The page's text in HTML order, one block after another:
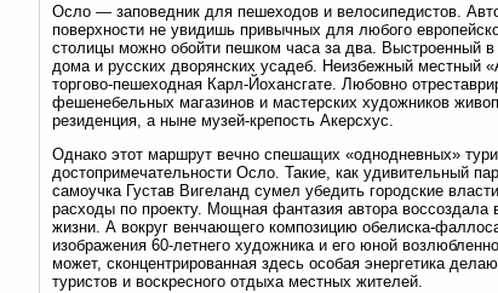
Осло — заповедник для пешеходов и велосипедистов.
поверхности не увидишь привычных для любого
столицы можно обойти пешком часа за два. Выстроенный
дома и русских дворянских усадеб. Неизбежный местный
торгово-пешеходная Карл-Йохансгате. Любовно
фешенебельных магазинов и мастерских художников
резиденция, а ныне музей-крепость Акерсхус.
Однако этот маршрут вечно спешащих «однодневных»
достопримечательности Осло. Такие, как удивительный
самоучка Густав Вигеланд сумел убедить городские
расходы по проекту. Мощная фантазия автора воссоздала
жизни. А вокруг венчающего композицию обелиска-
изображения 60-летнего художника и его юной
может, сконцентрированная здесь особая энергетика
туристов и воскресного отдыха местных жителей.